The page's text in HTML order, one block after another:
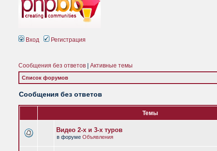
Вход Регистрация
Сообщения без ответов Активные темы
Список форумов
Сообщения без ответов
Темы
Видео 2-х и 3-х туров
в форуме Объявления